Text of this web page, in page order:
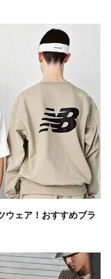
ウェア！おすすめブラ